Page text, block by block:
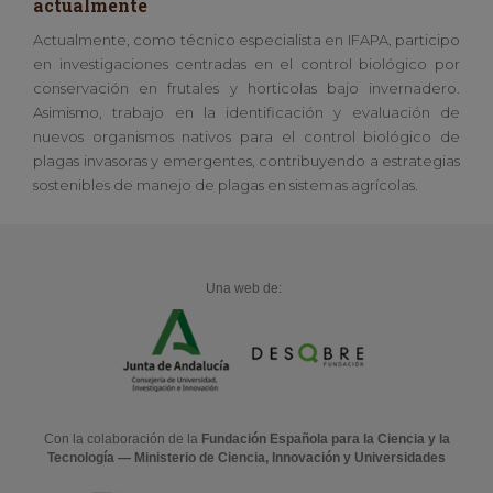
actualmente
Actualmente, como técnico especialista en IFAPA, participo
en investigaciones centradas en el control biológico por
conservación en frutales y horticolas bajo invernadero.
Asimismo, trabajo en la identificación y evaluación de
nuevos organismos nativos para el control biológico de
plagas invasoras y emergentes, contribuyendo a estrategias
sostenibles de manejo de plagas en sistemas agrícolas.
Una web de:
Con la colaboración de la Fundación Española para la Ciencia y la
Tecnología — Ministerio de Ciencia, Innovación y Universidades